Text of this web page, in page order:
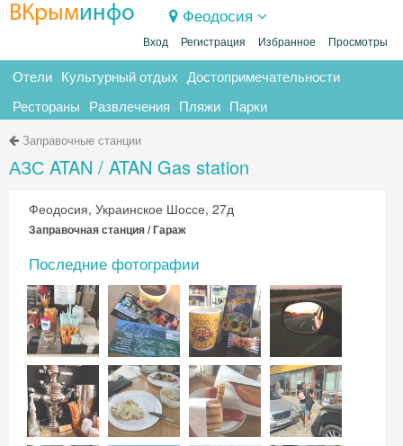
ВКрыминфо Феодосия
Вход Регистрация Избранное Просмотры
Отели Культурный отдых Достопримечательности
Рестораны Развлечения Пляжи Парки
Заправочные станции
АЗС ATAN / ATAN Gas station
Феодосия, Украинское Шоссе, 27д
Заправочная станция / Гараж
Последние фотографии